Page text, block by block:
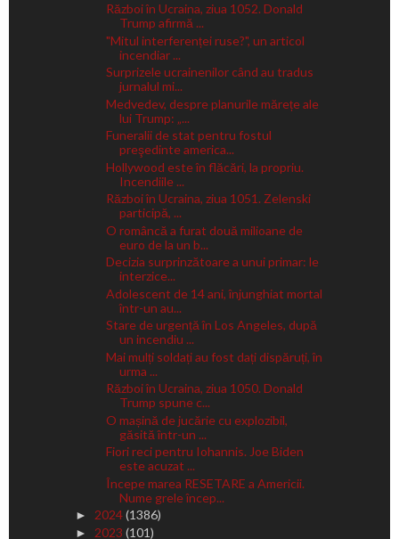
Război în Ucraina, ziua 1052. Donald
Trump afirmă ...
"Mitul interferenței ruse?", un articol
incendiar ...
Surprizele ucrainenilor când au tradus
jurnalul mi...
Medvedev, despre planurile mărețe ale
lui Trump: „...
Funeralii de stat pentru fostul
preşedinte america...
Hollywood este în flăcări, la propriu.
Incendiile ...
Război în Ucraina, ziua 1051. Zelenski
participă, ...
O româncă a furat două milioane de
euro de la un b...
Decizia surprinzătoare a unui primar: le
interzice...
Adolescent de 14 ani, înjunghiat mortal
într-un au...
Stare de urgență în Los Angeles, după
un incendiu ...
Mai mulți soldați au fost dați dispăruți, în
urma ...
Război în Ucraina, ziua 1050. Donald
Trump spune c...
O mașină de jucărie cu explozibil,
găsită într-un ...
Fiori reci pentru Iohannis. Joe Biden
este acuzat ...
Începe marea RESETARE a Americii.
Nume grele încep...
► 2024(1386)
► 2023 (101)